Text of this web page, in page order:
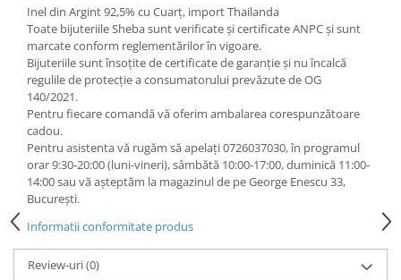
Inel din Argint 92,5% cu Cuarț, import Thailanda
Toate bijuteriile Sheba sunt verificate şi certificate ANPC și sunt
marcate conform reglementărilor în vigoare.
Bijuteriile sunt însoţite de certificate de garanţie și nu încalcă
regulile de protecție a consumatorului prevăzute de OG
140/2021.
Pentru fiecare comandă vă oferim ambalarea corespunzătoare
cadou.
Pentru asistenta vă rugăm să apelați 0726037030, în programul
orar 9:30-20:00 (luni-vineri), sâmbătă 10:00-17:00, duminică 11:00-
14:00 sau vă așteptăm la magazinul de pe George Enescu 33,
București.
Informatii conformitate produs
Review-uri(0)